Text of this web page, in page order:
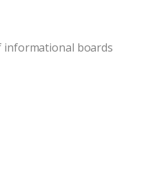
informational boards